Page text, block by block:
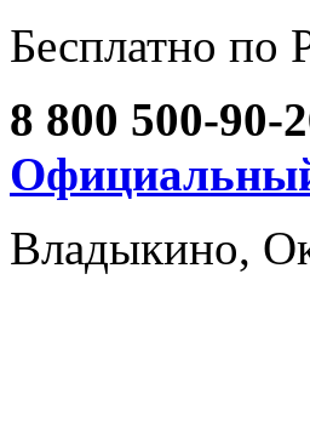
Бесплатно по
8 800 500-90-
Владыкино,